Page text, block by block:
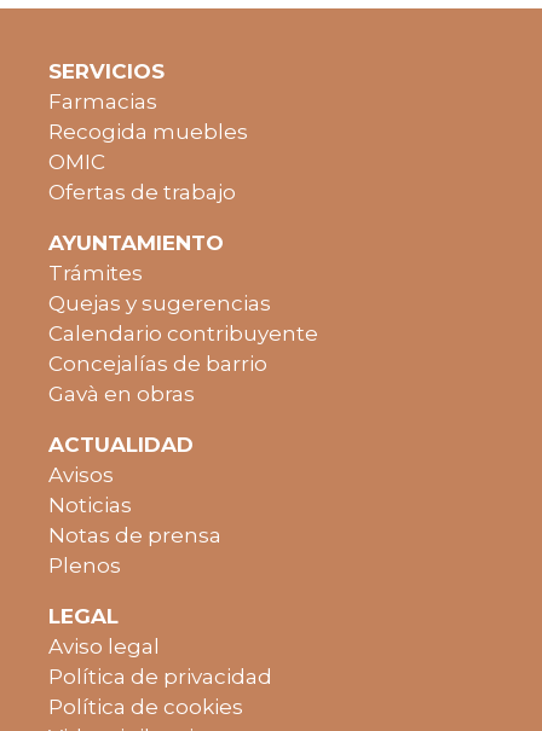
SERVICIOS
Farmacias
Recogida muebles
OMIC
Ofertas de trabajo
AYUNTAMIENTO
Trámites
Quejas y sugerencias
Calendario contribuyente
Concejalías de barrio
Gavà en obras
ACTUALIDAD
Avisos
Noticias
Notas de prensa
Plenos
LEGAL
Aviso legal
Política de privacidad
Política de cookies